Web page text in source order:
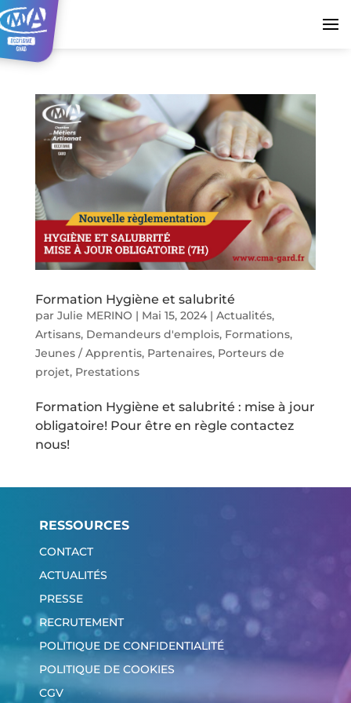
Formation Hygiène et salubrité
par Julie MERINO | Mai 15, 2024| Actualités,
Artisans, Demandeurs d'emplois, Formations,
Jeunes / Apprentis, Partenaires, Porteurs de
projet, Prestations
Formation Hygiène et salubrité : mise à jour
obligatoire! Pour être en règle contactez
nous!
RESSOURCES
CONTACT
ACTUALITÉS
PRESSE
RECRUTEMENT
POLITIQUE DE CONFIDENTIALITÉ
POLITIQUE DE COOKIES
CGV